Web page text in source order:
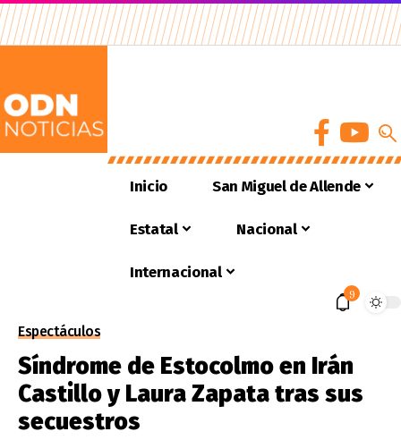
Inicio San Miguel de Allende
Estatal Nacional
Internacional
9
Espectáculos
Síndrome de Estocolmo en Irán
Castillo y Laura Zapata tras sus
secuestros